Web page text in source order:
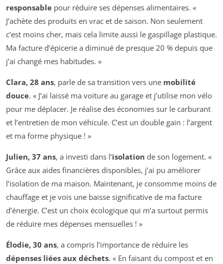
responsable pour réduire ses dépenses alimentaires. «
J’achète des produits en vrac et de saison. Non seulement
c’est moins cher, mais cela limite aussi le gaspillage plastique.
Ma facture d’épicerie a diminué de presque 20 % depuis que
j’ai changé mes habitudes. »
Clara, 28 ans, parle de sa transition vers une mobilité
douce. « J’ai laissé ma voiture au garage et j’utilise mon vélo
pour me déplacer. Je réalise des économies sur le carburant
et l’entretien de mon véhicule. C’est un double gain : l’argent
et ma forme physique ! »
Julien, 37 ans, a investi dans l’isolation de son logement. «
Grâce aux aides financières disponibles, j’ai pu améliorer
l’isolation de ma maison. Maintenant, je consomme moins de
chauffage et je vois une baisse significative de ma facture
d’énergie. C’est un choix écologique qui m’a surtout permis
de réduire mes dépenses mensuelles ! »
Élodie, 30 ans, a compris l’importance de réduire les
dépenses liées aux déchets. « En faisant du compost et en